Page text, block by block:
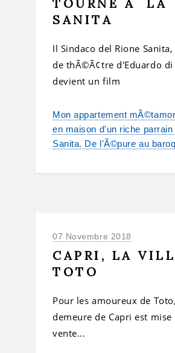
TOURNE Ã LA
SANITA
Il Sindaco del Rione
de thÃ©Ã¢tre d'Eduardo
devient un film
Mon appartement
en maison d'un riche parrain
Sanita. De l'Ã©pure au
07 Novembre 2018
CAPRI, LA
TOTO
Pour les amoureux de
demeure de Capri est mise
vente...